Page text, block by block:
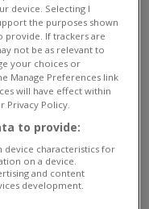
und all seine
den Erbe
können. Dieser Erbe,
im Wald zur Gründung
der Fluche der Altessa!
und erweitere deine
kann. Spiel neue
Freunde. Spiel
zu helfen un
on 7264 votes.
device. Selecting I
the purposes shown
provide. If trackers are
not be as relevant to
your choices or
Manage Preferences link
will have effect within
Policy.
to provide:
device characteristics for
on a device.
and content
development.